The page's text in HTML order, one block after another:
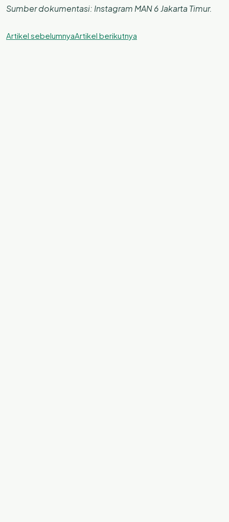
Sumber dokumentasi: Instagram MAN 6 Jakarta Timur.
Artikel sebelumnyaArtikel berikutnya